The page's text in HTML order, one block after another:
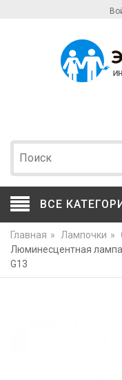
ВСЕ
Главная » Лампочки »
Люминесцентная лампа
G13